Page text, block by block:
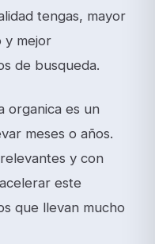
tengas, mayor
y mejor
de busqueda.
organica es un
meses o años.
y con
este
que llevan mucho